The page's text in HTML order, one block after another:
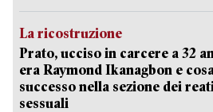
La ricostruzione
Prato, ucciso in carcere a 32
era Raymond Ikanagbon e
successo nella sezione dei
sessuali